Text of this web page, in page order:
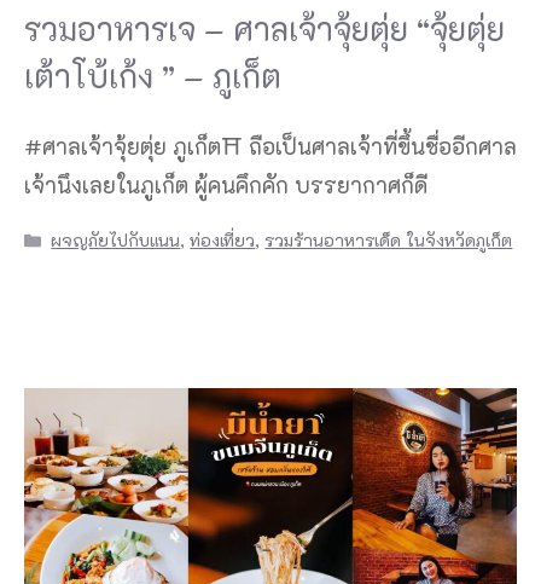
รวมอาหารเจ – ศาลเจ้าจุ้ยตุ่ย “จุ้ยตุ่ย
เต้าโบ้เก้ง ” – ภูเก็ต
#ศาลเจ้าจุ้ยตุ่ย ภูเก็ต⛩ ถือเป็นศาลเจ้าที่ขึ้นชื่ออีกศาล
เจ้านึงเลยในภูเก็ต ผู้คนคึกคัก บรรยากาศก็ดี
Categories
ผจญภัยไปกับแนน,ท่องเที่ยว, รวมร้านอาหารเด็ด ในจังหวัดภูเก็ต